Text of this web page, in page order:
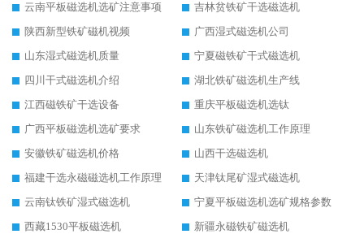
云南平板磁选机选矿注意事项
吉林贫铁矿干选磁选机
陕西新型铁矿磁机视频
广西湿式磁选机公司
山东湿式磁选机质量
宁夏磁铁矿干式磁选机
四川干式磁选机介绍
湖北铁矿磁选机生产线
江西磁铁矿干选设备
重庆平板磁选机选钛
广西平板磁选机选矿要求
山东铁矿磁选机工作原理
安徽铁矿磁选机价格
山西干选磁选机
福建干选永磁磁选机工作原理
天津钛尾矿湿式磁选机
云南钛铁矿湿式磁选机
宁夏平板磁选机选矿规格参数
西藏1530平板磁选机
新疆永磁铁矿磁选机